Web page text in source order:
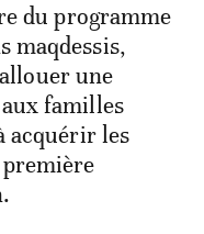
du programme
maqdessis,
une
familles
acquérir les